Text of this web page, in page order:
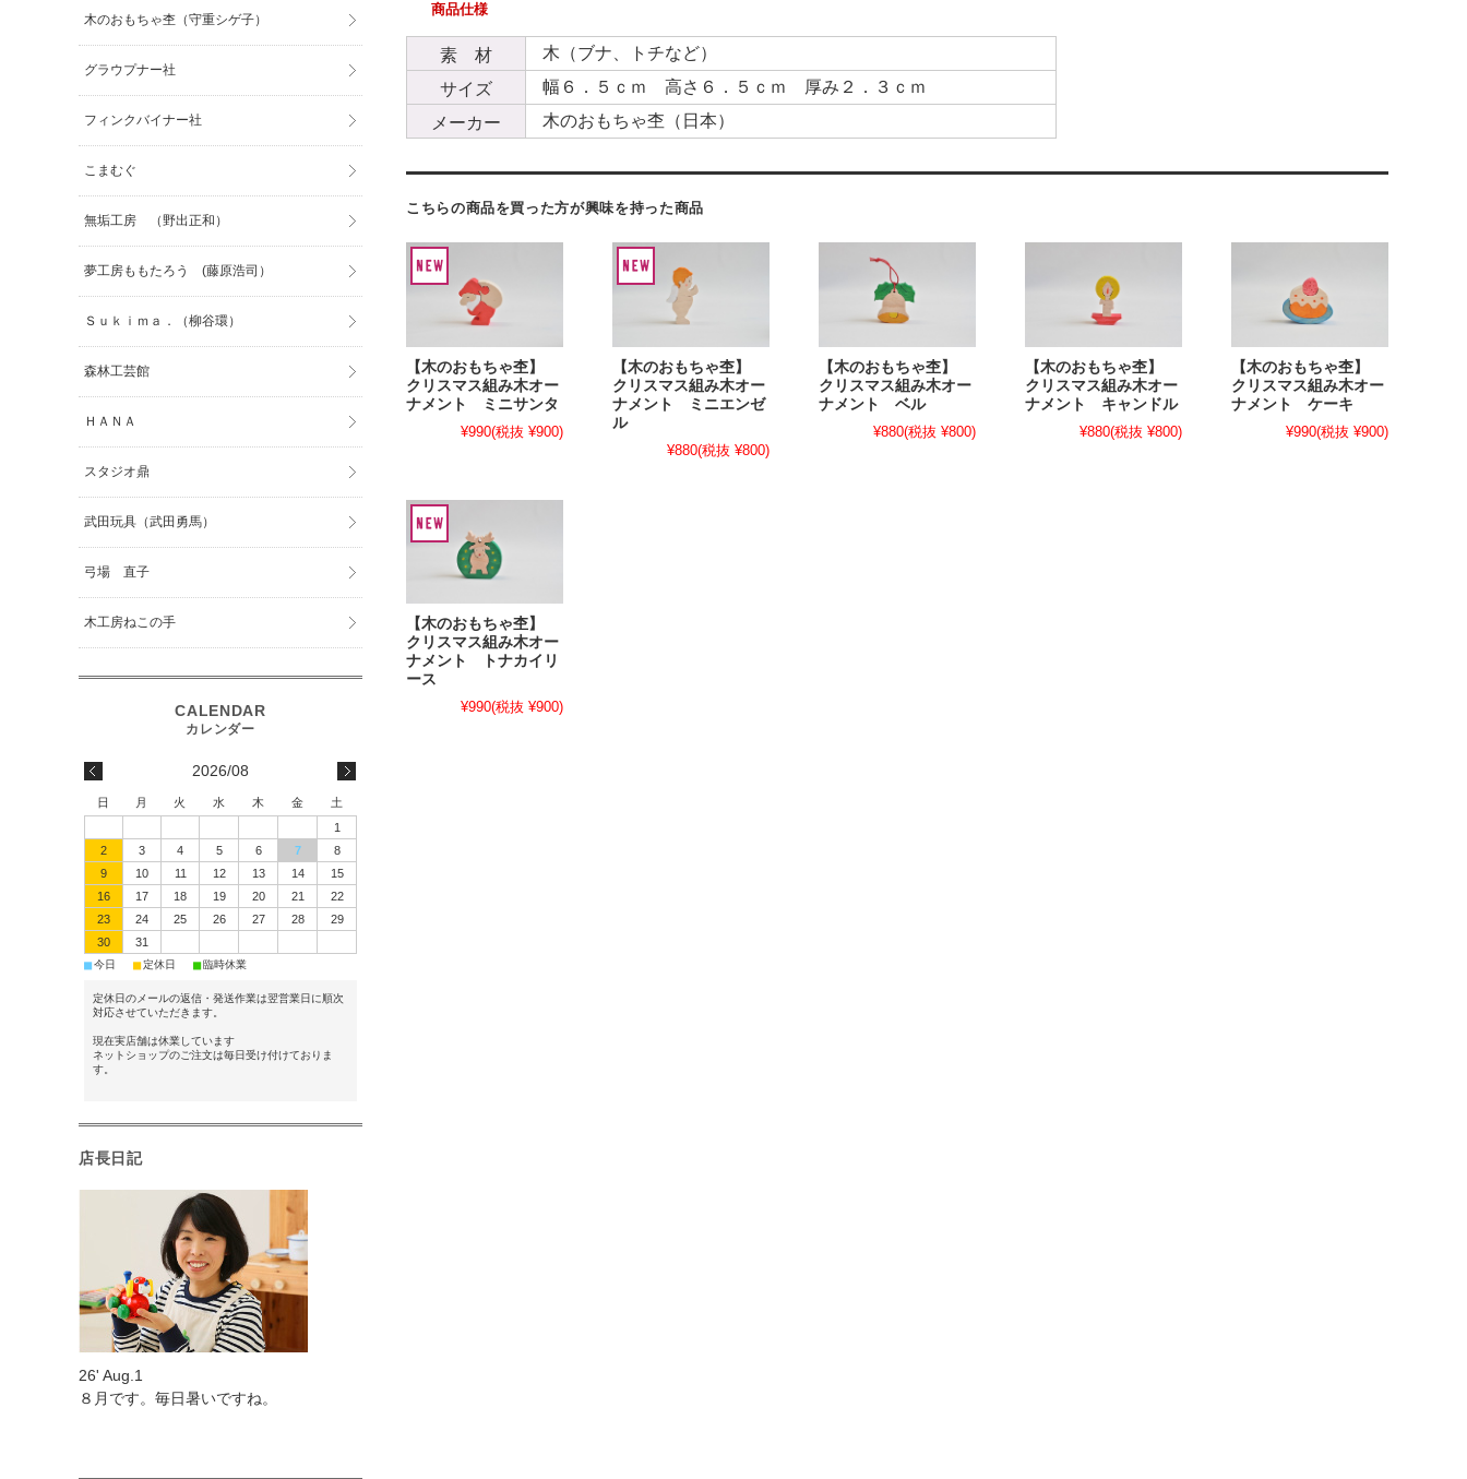
商品仕様
素 材
木（ブナ、トチなど）
サイズ
幅６．５ｃｍ 高さ６．５ｃｍ 厚み２．３ｃｍ
メーカー
木のおもちゃ杢（日本）
こちらの商品を買った方が興味を持った商品
【木のおもちゃ杢】
クリスマス組み木オー
ナメント ミニサンタ
¥990(税抜 ¥900)
【木のおもちゃ杢】
クリスマス組み木オー
ナメント ミニエンゼ
ル
¥880(税抜 ¥800)
【木のおもちゃ杢】
クリスマス組み木オー
ナメント ベル
¥880(税抜 ¥800)
【木のおもちゃ杢】
クリスマス組み木オー
ナメント キャンドル
¥880(税抜 ¥800)
【木のおもちゃ杢】
クリスマス組み木オー
ナメント ケーキ
¥990(税抜 ¥900)
【木のおもちゃ杢】
クリスマス組み木オー
ナメント トナカイリ
ース
¥990(税抜 ¥900)
木のおもちゃ杢（守重シゲ子）
グラウプナー社
フィンクバイナー社
こまむぐ
無垢工房 （野出正和）
夢工房ももたろう (藤原浩司）
Ｓｕｋｉｍａ．（柳谷環）
森林工芸館
ＨＡＮＡ
スタジオ鼎
武田玩具（武田勇馬）
弓場 直子
木工房ねこの手
2026/08
日 月 火 水 木 金
土
1
2
3 4 5 6 7
8
9
10 11 12 13 14
15
16
17 18 19 20 21
22
23
24 25 26 27 28
29
30
31
■今日 ■定休日 ■臨時休業
定休日のメールの返信・発送作業は翌営業日に順次
対応させていただきます。
現在実店舗は休業しています
ネットショップのご注文は毎日受け付けておりま
す。
店長日記
26' Aug.1
８月です。毎日暑いですね。